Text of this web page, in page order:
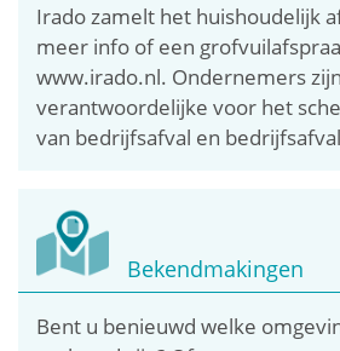
Irado zamelt het huishoudelijk
meer info of een
www.irado.nl. Ondernemers
verantwoordelijke voor het
van bedrijfsafval en
Bekendmakingen
Bent u benieuwd welke